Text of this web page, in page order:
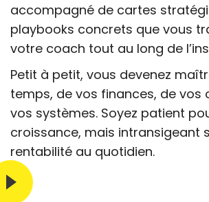
accompagné de cartes
playbooks concrets que vous
votre coach tout au long de
Petit à petit, vous devenez
temps, de vos finances, de vos
vos systèmes. Soyez patient
croissance, mais intransigeant
rentabilité au quotidien.